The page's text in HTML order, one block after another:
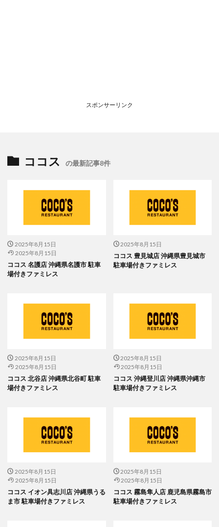
スポンサーリンク
ココス の最新記事8件
2025年8月15日
2025年8月15日
ココス 名護店 沖縄県名護市 駐車
場付きファミレス
2025年8月15日
ココス 豊見城店 沖縄県豊見城市
駐車場付きファミレス
2025年8月15日
2025年8月15日
ココス 北谷店 沖縄県北谷町 駐車
場付きファミレス
2025年8月15日
2025年8月15日
ココス 沖縄登川店 沖縄県沖縄市
駐車場付きファミレス
2025年8月15日
2025年8月15日
ココス イオン具志川店 沖縄県うる
ま市 駐車場付きファミレス
2025年8月15日
2025年8月15日
ココス 霧島隼人店 鹿児島県霧島市
駐車場付きファミレス